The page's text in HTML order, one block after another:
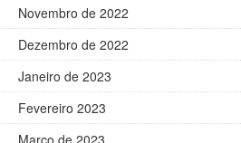
Novembro de 2022
Dezembro de 2022
Janeiro de 2023
Fevereiro 2023
Março de 2023